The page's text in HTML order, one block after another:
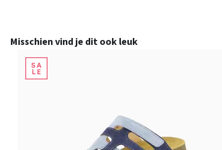
Productgalerij overslaan
Misschien vind je dit ook leuk